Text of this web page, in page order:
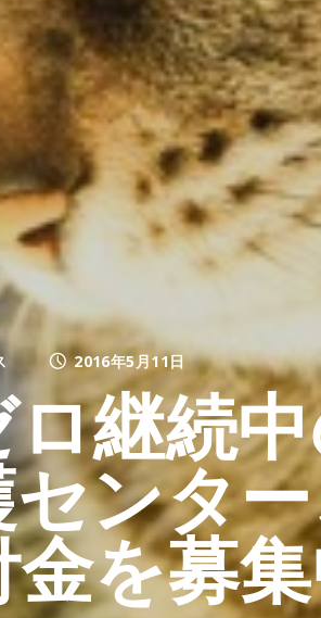
2016年5月11日
継続
ンタ
を募